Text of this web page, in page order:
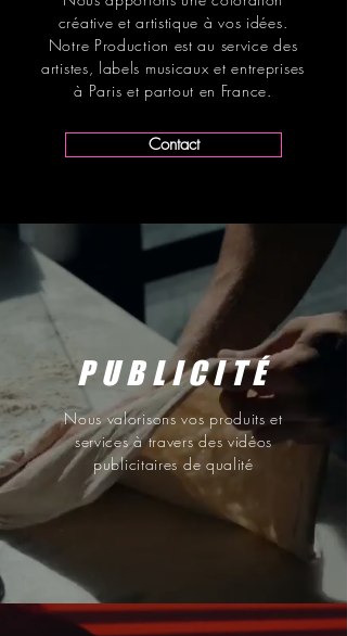
créative et artistique à vos idées.
Notre Production est au service des
artistes, labels musicaux et entreprises
à Paris et partout en France.
Contact
PUBLICITÉ
Nous valorisons vos produits et
services à travers des vidéos
publicitaires de qualité